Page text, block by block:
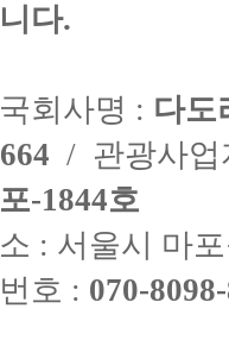
다.
회사명 : 다도
/ 관광사
-1844호
: 서울시 마
호 : 070-